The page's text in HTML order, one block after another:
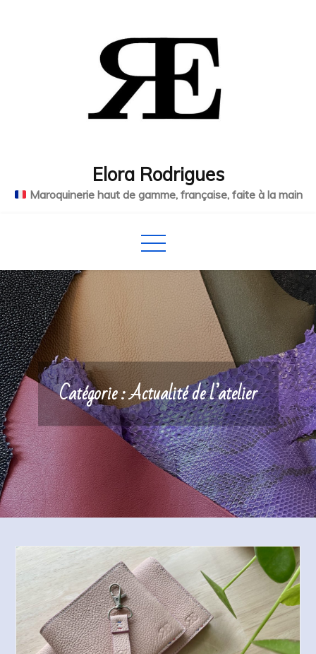
Elora Rodrigues
Maroquinerie haut de gamme, française, faite à la main
Catégorie :Actualité de l’atelier